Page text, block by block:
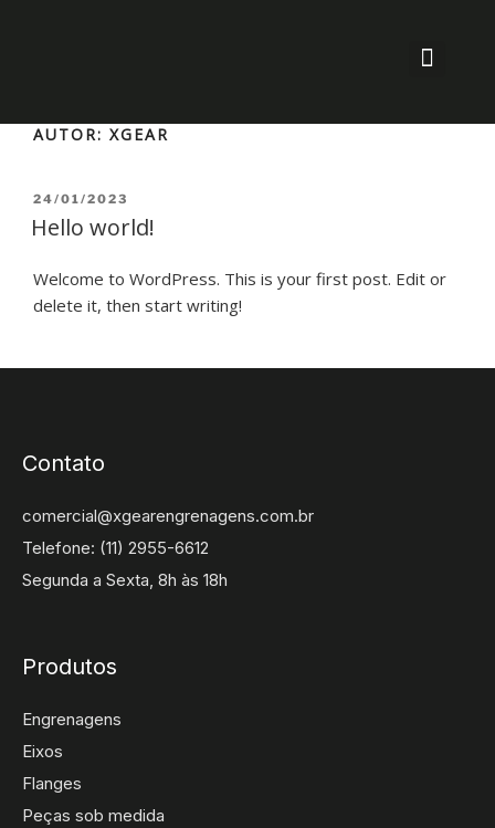
AUTOR: XGEAR
24/01/2023
Hello world!
Welcome to WordPress. This is your first post. Edit or
delete it, then start writing!
Produtos
Engrenagens
Eixos
Flanges
Peças sob medida
Contato
comercial@xgearengrenagens.com.br
Telefone: (11) 2955-6612
Segunda a Sexta, 8h às 18h